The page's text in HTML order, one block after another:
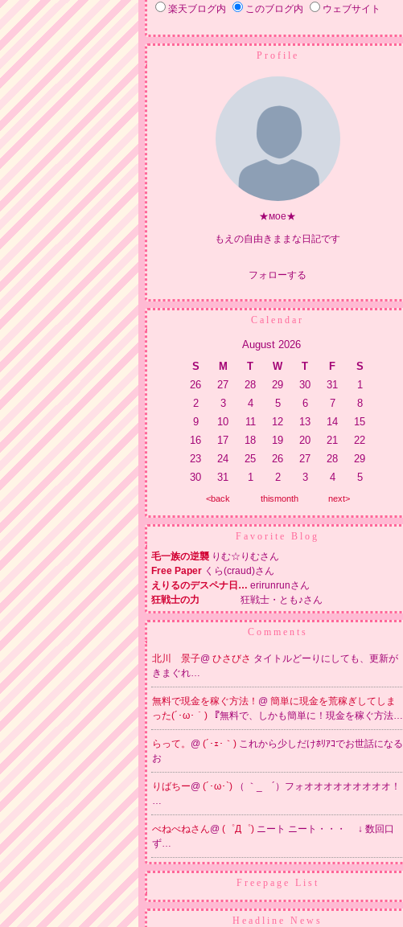
楽天ブログ内 このブログ内 ウェブサイト
Profile
★мое★
もえの自由きままな日記です
フォローする
Calendar
August 2026
S
M T W T F
S
26
27 28 29 30 31
1
2
3 4 5 6 7
8
9
10 11 12 13 14
15
16
17 18 19 20 21
22
23
24 25 26 27 28
29
30
31 1 2 3 4 5
<back thismonth next>
Favorite Blog
毛一族の逆襲 りむ☆りむさん
Free Paper くら(craud)さん
えりるのデスペナ日… erirunrunさん
狂戦士の力
狂戦士・とも♪さん
Comments
北川 景子@ ひさびさ タイトルどーりにしても、更新が
きまぐれ…
無料で現金を稼ぐ方法！ @ 簡単に現金を荒稼ぎしてしま
った(´･ω･｀)
『無料で、しかも簡単に！現金を稼ぐ方法…
らって。 @ (´･ｪ･｀) これから少しだけﾎﾘｱｺでお世話になる
お
りばちー@ (´･ω･`)
（ ｀_ゝ´）フォオオオオオオオオオ！
…
べねべねさん@ (゜Д゜) ニート ニート・・・ ↓ 数回口
ず…
Freepage List
Headline News